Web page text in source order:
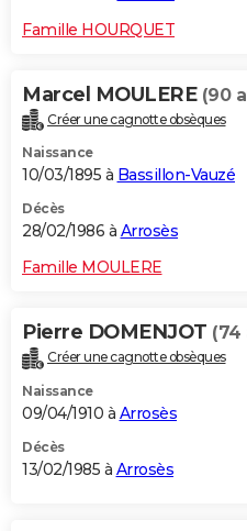
Famille HOURQUET
Marcel MOULERE (90
Créer une cagnotte obsèques
Naissance
10/03/1895 à Bassillon-Vauzé
Décès
28/02/1986 à Arrosès
Famille MOULERE
Pierre DOMENJOT (74
Créer une cagnotte obsèques
Naissance
09/04/1910 à Arrosès
Décès
13/02/1985 à Arrosès